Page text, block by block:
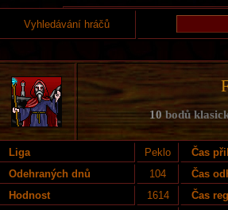
Vyhledávání hráčů
10 bodů
Liga Peklo
Čas
Odehraných dnů
104
Čas
Hodnost
1614
Čas